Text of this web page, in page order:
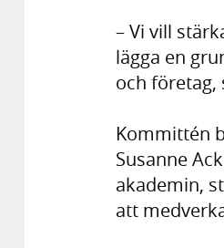
– Vi vill
lägga en
och företag,
Kommittén
Susanne
akademin,
att